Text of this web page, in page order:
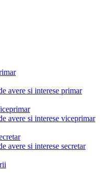
avere si interese primar
avere si interese viceprimar
avere si interese secretar